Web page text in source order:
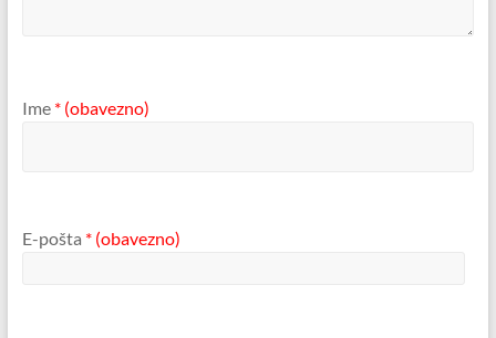
Ime * (obavezno)
E-pošta * (obavezno)